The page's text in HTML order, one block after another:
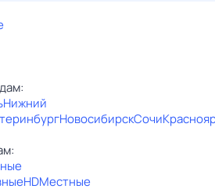
Нижний
НовосибирскСочи
HDМестные